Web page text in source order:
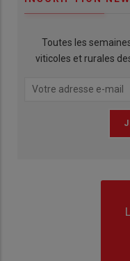
Toutes les
viticoles et rurales